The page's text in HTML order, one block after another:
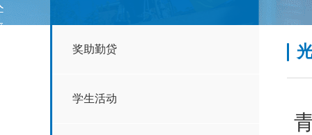
奖助勤贷
学生活动